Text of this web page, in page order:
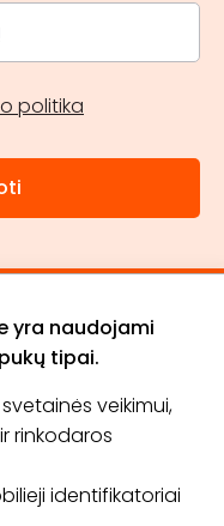
yra naudojami
tipai.
veikimui,
rinkodaros
identifikatoriai
politika